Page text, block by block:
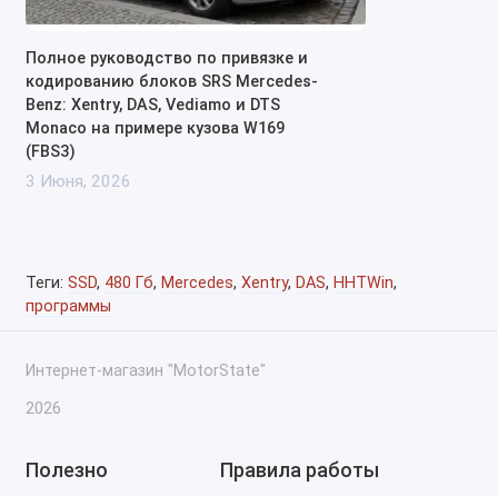
Полное руководство по привязке и
кодированию блоков SRS Mercedes-
Benz: Xentry, DAS, Vediamo и DTS
Monaco на примере кузова W169
(FBS3)
3 Июня, 2026
Теги: SSD, 480 Гб, Mercedes, Xentry, DAS, HHTWin,
программы
Интернет-магазин "MotorState"
2026
Полезно Правила работы